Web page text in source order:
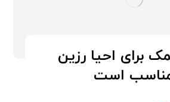
برای احیا رزین
است